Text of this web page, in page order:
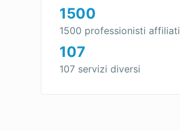
1500
1500 professionisti affiliati
107
107 servizi diversi